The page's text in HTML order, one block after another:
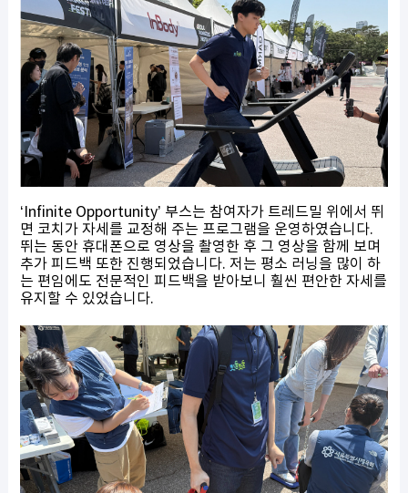
‘Infinite Opportunity’ 부스는 참여자가 트레드밀 위에서 뛰
면 코치가 자세를 교정해 주는 프로그램을 운영하였습니다.
뛰는 동안 휴대폰으로 영상을 촬영한 후 그 영상을 함께 보며
추가 피드백 또한 진행되었습니다. 저는 평소 러닝을 많이 하
는 편임에도 전문적인 피드백을 받아보니 훨씬 편안한 자세를
유지할 수 있었습니다.